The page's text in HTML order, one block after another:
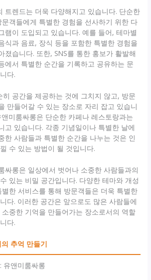
트렌드는 더욱 다양해지고 있습니다. 단순한
객들에게 특별한 경험을 선사하기 위한 다
램이 도입되고 있습니다. 예를 들어, 테마별
식과 음료, 장식 등을 포함한 특별한 경험을
졌습니다. 또한, SNS를 통한 홍보가 활발해
에서 특별한 순간을 기록하고 공유하는 문
다.
히 공간을 제공하는 것에 그치지 않고, 방문
만들어갈 수 있는 장소로 자리 잡고 있습니
미룸싸롱은 단순한 카페나 레스토랑과는
고 있습니다. 각종 기념일이나 특별한 날에
한 사람들과 특별한 순간을 나누는 것은 인
수 있는 방법이 될 것입니다.
싸롱은 일상에서 벗어나 소중한 사람들과의
있는 비밀 공간입니다. 다양한 테마와 개성
한 서비스를 통해 방문객들은 더욱 특별한
다. 이러한 공간은 앞으로도 많은 사람들에
중한 기억을 만들어가는 장소로서의 역할
다.
추억 만들기
유앤미룸싸롱